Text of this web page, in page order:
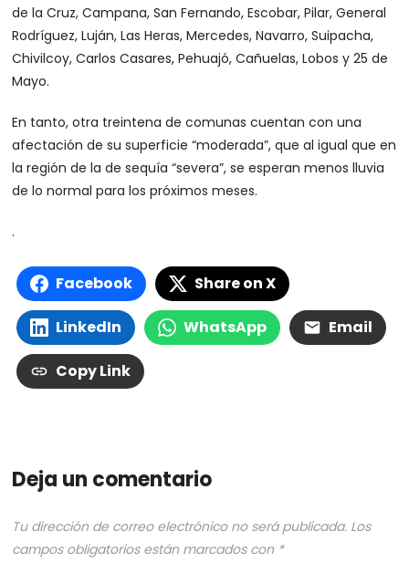
de la Cruz, Campana, San Fernando, Escobar, Pilar, General
Rodríguez, Luján, Las Heras, Mercedes, Navarro, Suipacha,
Chivilcoy, Carlos Casares, Pehuajó, Cañuelas, Lobos y 25 de
Mayo.
En tanto, otra treintena de comunas cuentan con una
afectación de su superficie “moderada”, que al igual que en
la región de la de sequía “severa”, se esperan menos lluvia
de lo normal para los próximos meses.
.
Facebook Share on X
LinkedIn WhatsApp Email
Copy Link
Deja un comentario
Tu dirección de correo electrónico no será publicada. Los
campos obligatorios están marcados con *